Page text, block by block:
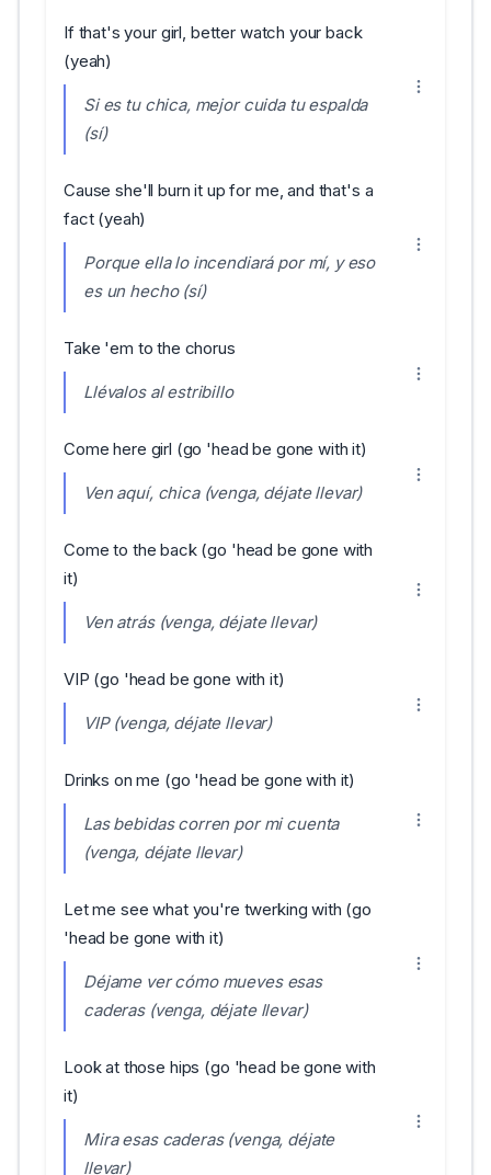
If that's your girl, better watch your back
(yeah)
Si es tu chica, mejor cuida tu espalda
(sí)
Cause she'll burn it up for me, and that's a
fact (yeah)
Porque ella lo incendiará por mí, y eso
es un hecho (sí)
Take 'em to the chorus
Llévalos al estribillo
Come here girl (go 'head be gone with it)
Ven aquí, chica (venga, déjate llevar)
Come to the back (go 'head be gone with
it)
Ven atrás (venga, déjate llevar)
VIP (go 'head be gone with it)
VIP (venga, déjate llevar)
Drinks on me (go 'head be gone with it)
Las bebidas corren por mi cuenta
(venga, déjate llevar)
Let me see what you're twerking with (go
'head be gone with it)
Déjame ver cómo mueves esas
caderas (venga, déjate llevar)
Look at those hips (go 'head be gone with
it)
Mira esas caderas (venga, déjate
llevar)